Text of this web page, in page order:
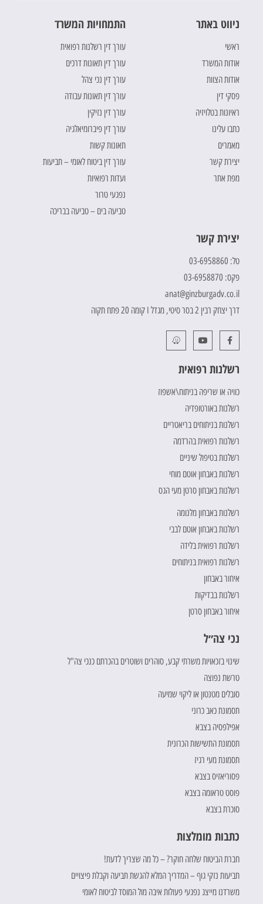
ניווט באתר
ראשי
אודות המשרד
אודות הצוות
פסקי דין
ראיונות בטלויזיה
כתבו עלינו
מאמרים
יצירת קשר
מפת אתר
התמחויות המשרד
עורך דין רשלנות רפואית
עורך דין תאונות דרכים
עורך דין נכי צהל
עורך דין תאונות עבודה
עורך דין נזיקין
עורך דין פיברומיאלגיה
תאונות קשות
עורך דין ביטוח לאומי – תביעות
ועדות רפואיות
נפגעי טרור
טביעה בים – טביעה בבריכה
יצירת קשר
טל: 03-6958860
פקס: 03-6958870
anat@ginzburgadv.co.il
דרך יצחק רבין 2 בסר סיטי, מגדל I קומה 20 פתח תקוה
רשלנות רפואית
כוויה או שריפה בניתוח\אשפוז
רשלנות באורטופדיה
רשלנות בניתוחים בריאטריים
רשלנות רפואית בהרדמה
רשלנות בטיפול שיניים
רשלנות באבחון אוטם מוחי
רשלנות באבחון סרטן מעי הגס
רשלנות באבחון מלנומה
רשלנות באבחון אוטם לבבי
רשלנות רפואית בלידה
רשלנות רפואית בניתוחים
איחור באבחון
רשלנות בבדיקות
איחור באבחון סרטן
נכי צה״ל
שינוי בזכאויות משרתי קבע, סוהרים ושוטרים בהכרתם כנכי צה"ל
טרשת נפוצה
סובלים מטנטון או ליקוי שמיעה
תסמונת כאב כרוני
אפילפסיה בצבא
תסמונת התשישות הכרונית
תסמונת מעי רגיז
פסוריאזיס בצבא
פוסט טראומה בצבא
סוכרת בצבא
כתבות מומלצות
חברת הביטוח שלחה חוקר? – כל מה שצריך לדעת!
תביעות נזקי גוף – המדריך המלא להגשת תביעה וקבלת פיצויים
משרדנו מייצג נפגעי פעולות איבה מול המוסד לביטוח לאומי